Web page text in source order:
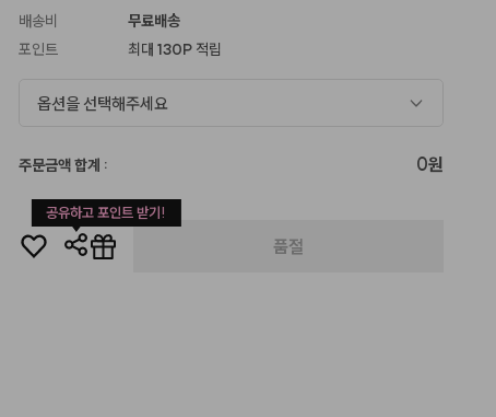
배송비
무료배송
포인트
최대 130P 적립
옵션을 선택해주세요
주문금액 합계 : 0원
공유하고 포인트 받기!
품절